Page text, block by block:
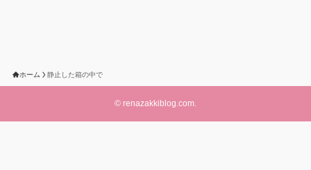
ホーム 静止した箱の中で
© renazakkiblog.com.